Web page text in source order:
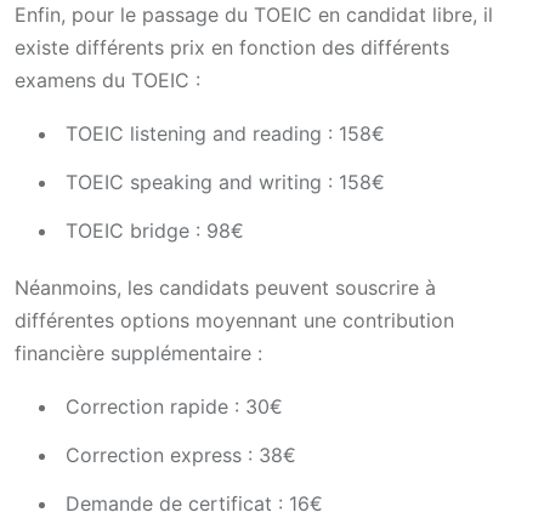
Enfin, pour le passage du TOEIC en candidat libre, il
existe différents prix en fonction des différents
examens du TOEIC :
TOEIC listening and reading : 158€
TOEIC speaking and writing : 158€
TOEIC bridge : 98€
Néanmoins, les candidats peuvent souscrire à
différentes options moyennant une contribution
financière supplémentaire :
Correction rapide : 30€
Correction express : 38€
Demande de certificat : 16€